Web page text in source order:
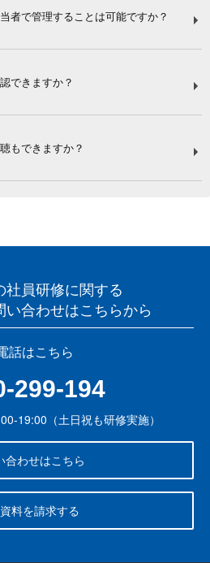
者で管理することは可能ですか？
できますか？
もできますか？
社員研修に関する
い合わせはこちらから
話はこちら
299-194
19:00（土日祝も研修実施）
合わせはこちら
料を請求する